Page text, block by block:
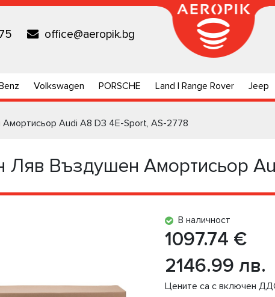
office@aeropik.bg
Volkswagen PORSCHE Land | Range Rover Jeep
Audi А8 D3 4E-Sport, AS-2778
Ляв Въздушен Амортисьор
В наличност
1097.74 €
2146.99 лв.
Цените са с включен